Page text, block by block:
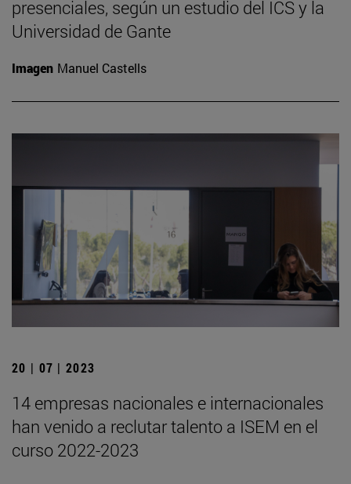
presenciales, según un estudio del ICS y la
Universidad de Gante
Imagen Manuel Castells
20 | 07 | 2023
14 empresas nacionales e internacionales
han venido a reclutar talento a ISEM en el
curso 2022-2023